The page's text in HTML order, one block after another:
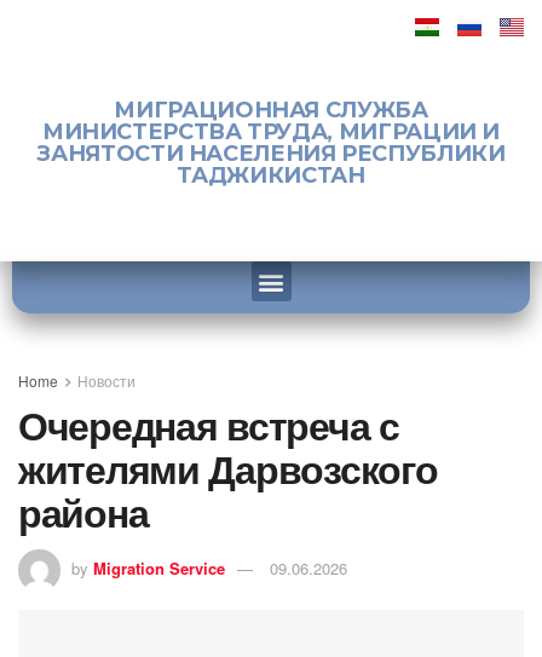
МИГРАЦИОННАЯ СЛУЖБА
МИНИСТЕРСТВА ТРУДА, МИГРАЦИИ И
ЗАНЯТОСТИ НАСЕЛЕНИЯ РЕСПУБЛИКИ
ТАДЖИКИСТАН
Home Новости
Очередная встреча с
жителями Дарвозского
района
by Migration Service 09.06.2026